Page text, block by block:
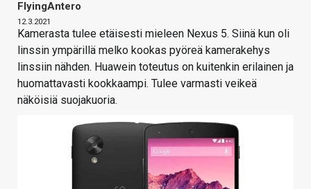
FlyingAntero
12.3.2021
Kamerasta tulee etäisesti mieleen Nexus 5. Siinä kun oli
linssin ympärillä melko kookas pyöreä kamerakehys
linssiin nähden. Huawein toteutus on kuitenkin erilainen ja
huomattavasti kookkaampi. Tulee varmasti veikeä
näköisiä suojakuoria.